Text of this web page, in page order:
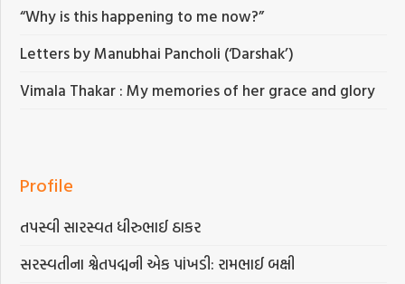
“Why is this happening to me now?”
Letters by Manubhai Pancholi (‘Darshak’)
Vimala Thakar : My memories of her grace and glory
Profile
તપસ્વી સારસ્વત ધીરુભાઈ ઠાકર
સરસ્વતીના શ્વેતપદ્મની એક પાંખડી: રામભાઈ બક્ષી